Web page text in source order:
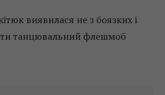
виявилася не з боязких і
танцювальний флешмоб